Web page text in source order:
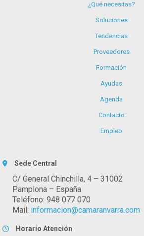
¿Qué necesitas?
Soluciones
Tendencias
Proveedores
Formación
Ayudas
Agenda
Contacto
Empleo
Sede Central
C/ General Chinchilla, 4 – 31002
Pamplona – España
Teléfono: 948 077 070
Mail: informacion@camaranvarra.com
Horario Atención